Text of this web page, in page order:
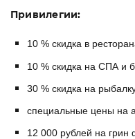
Привилегии:
10 % скидка в
10 % скидка на СПА и
30 % скидка на
специальные цены на
12 000 рублей на грин